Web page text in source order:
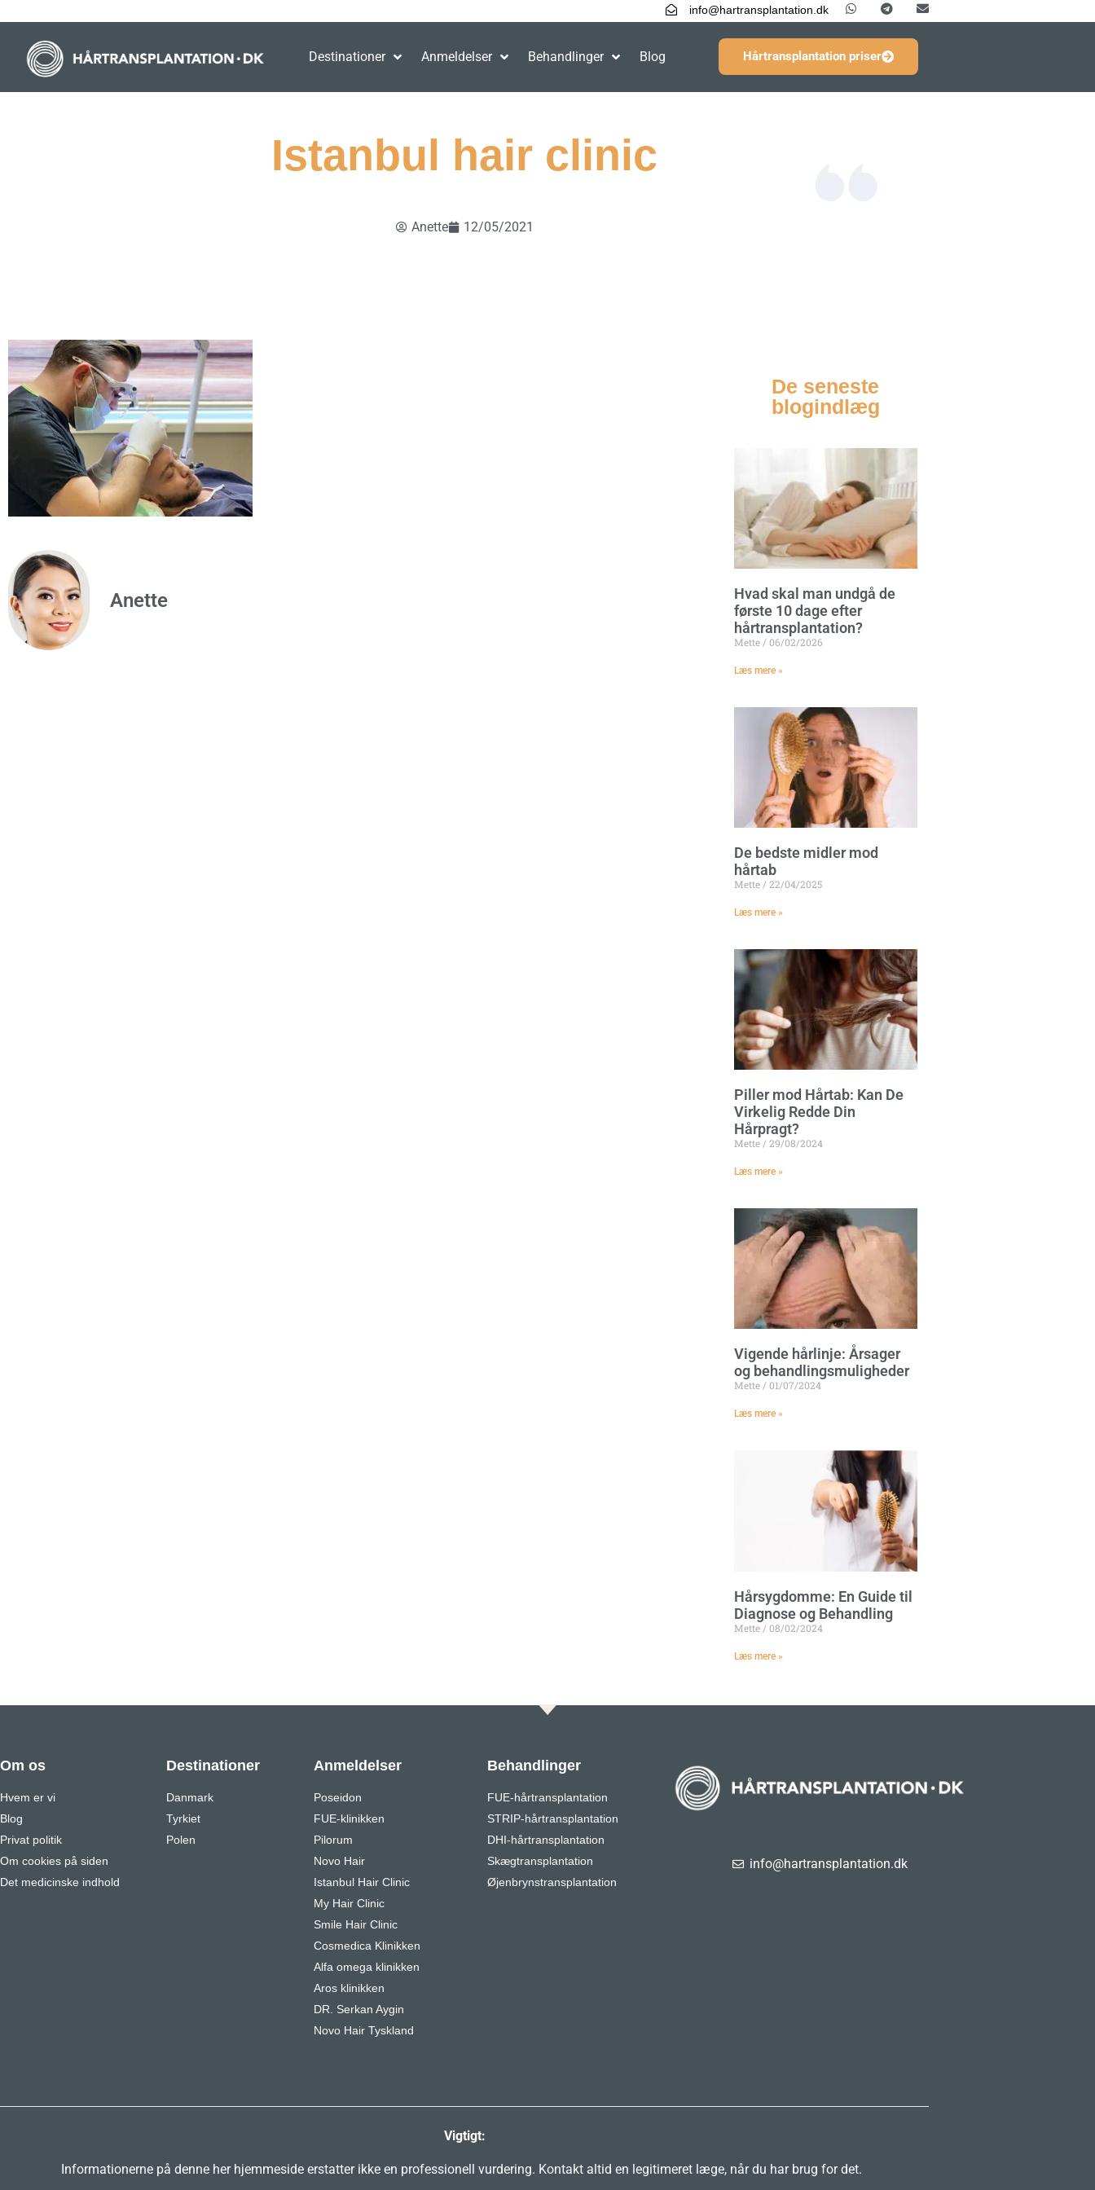
info@hartransplantation.dk
Destinationer Anmeldelser Behandlinger Blog Hårtransplantation priser
Istanbul hair clinic
Anette 12/05/2021
Anette
De seneste
blogindlæg
Hvad skal man undgå de
første 10 dage efter
hårtransplantation?
Mette 06/02/2026
Læs mere »
De bedste midler mod
hårtab
Mette 22/04/2025
Læs mere »
Piller mod Hårtab: Kan De
Virkelig Redde Din
Hårpragt?
Mette 29/08/2024
Læs mere »
Vigende hårlinje: Årsager
og behandlingsmuligheder
Mette 01/07/2024
Læs mere »
Hårsygdomme: En Guide til
Diagnose og Behandling
Mette 08/02/2024
Læs mere »
Om os
Hvem er vi
Blog
Privat politik
Om cookies på siden
Det medicinske indhold
Destinationer
Danmark
Tyrkiet
Polen
Anmeldelser
Poseidon
FUE-klinikken
Pilorum
Novo Hair
Istanbul Hair Clinic
My Hair Clinic
Smile Hair Clinic
Cosmedica Klinikken
Alfa omega klinikken
Aros klinikken
DR. Serkan Aygin
Novo Hair Tyskland
Behandlinger
FUE-hårtransplantation
STRIP-hårtransplantation
DHI-hårtransplantation
Skægtransplantation
Øjenbrynstransplantation
info@hartransplantation.dk
Vigtigt:
Informationerne på denne her hjemmeside erstatter ikke en professionell vurdering. Kontakt altid en legitimeret læge, når du har brug for det.